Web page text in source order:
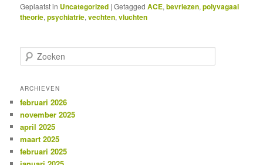
Geplaatst in Uncategorized |Getagged ACE,bevriezen,polyvagaal
theorie,psychiatrie,vechten,vluchten
o
k
n
ARCHIEVEN
februari 2026
november 2025
april 2025
maart 2025
februari 2025